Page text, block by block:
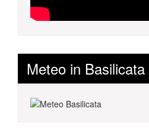
Meteo in Basilicata